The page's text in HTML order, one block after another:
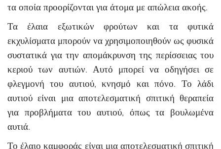
τα οποία προορίζονται για άτομα με απώλεια ακοής.
Τα έλαια εξωτικών φρούτων και τα φυτικά
εκχυλίσματα μπορούν να χρησιμοποιηθούν ως φυσικά
συστατικά για την απομάκρυνση της περίσσειας του
κεριού των αυτιών. Αυτό μπορεί να οδηγήσει σε
φλεγμονή του αυτιού, κνησμό και πόνο. Το λάδι
αυτιού είναι μια αποτελεσματική σπιτική θεραπεία
για προβλήματα του αυτιού, όπως τα βουλωμένα
αυτιά.
Το έλαιο καμφοράς είναι μια αποτελεσματική σπιτική